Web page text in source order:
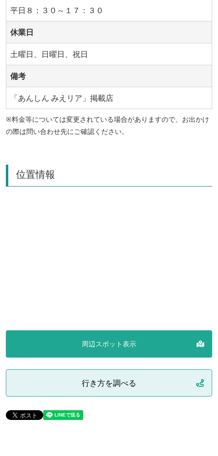
平日８：３０～１７：３０
休業日
土曜日、日曜日、祝日
備考
「あんしん みえリア」掲載店
※料金等については変更されている場合がありますので、お出かけ
の際は問い合わせ先にご確認ください。
位置情報
周辺スポット表示
行き方を調べる